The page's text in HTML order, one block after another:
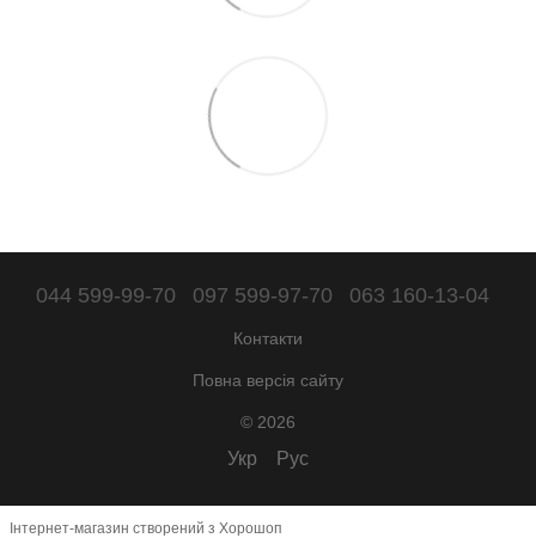
044 599-99-70 097 599-97-70 063 160-13-04
Контакти
Повна версія сайту
© 2026
Укр Рус
Інтернет-магазин створений з Хорошоп